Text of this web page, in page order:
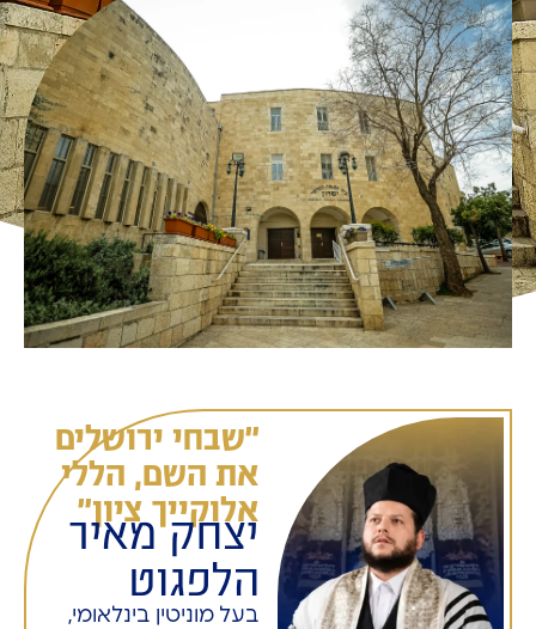
"שבחי ירושלים
את השם, הללי
אלוקייך ציון"
יצחק מאיר
הלפגוט
בעל מוניטין בינלאומי,